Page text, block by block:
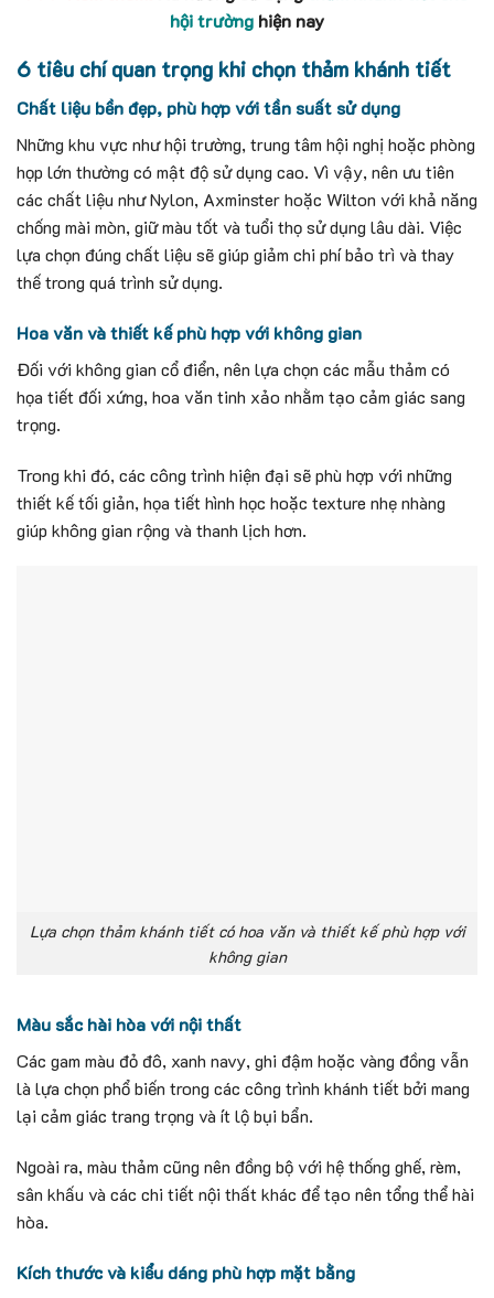
hội trường hiện nay
6 tiêu chí quan trọng khi chọn thảm khánh tiết
Chất liệu bền đẹp, phù hợp với tần suất sử dụng
Những khu vực như hội trường, trung tâm hội nghị hoặc phòng
họp lớn thường có mật độ sử dụng cao. Vì vậy, nên ưu tiên
các chất liệu như Nylon, Axminster hoặc Wilton với khả năng
chống mài mòn, giữ màu tốt và tuổi thọ sử dụng lâu dài. Việc
lựa chọn đúng chất liệu sẽ giúp giảm chi phí bảo trì và thay
thế trong quá trình sử dụng.
Hoa văn và thiết kế phù hợp với không gian
Đối với không gian cổ điển, nên lựa chọn các mẫu thảm có
họa tiết đối xứng, hoa văn tinh xảo nhằm tạo cảm giác sang
trọng.
Trong khi đó, các công trình hiện đại sẽ phù hợp với những
thiết kế tối giản, họa tiết hình học hoặc texture nhẹ nhàng
giúp không gian rộng và thanh lịch hơn.
Lựa chọn thảm khánh tiết có hoa văn và thiết kế phù hợp với
không gian
Màu sắc hài hòa với nội thất
Các gam màu đỏ đô, xanh navy, ghi đậm hoặc vàng đồng vẫn
là lựa chọn phổ biến trong các công trình khánh tiết bởi mang
lại cảm giác trang trọng và ít lộ bụi bẩn.
Ngoài ra, màu thảm cũng nên đồng bộ với hệ thống ghế, rèm,
sân khấu và các chi tiết nội thất khác để tạo nên tổng thể hài
hòa.
Kích thước và kiểu dáng phù hợp mặt bằng